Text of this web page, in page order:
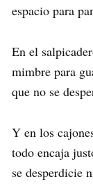
espacio para
En el
mimbre para
que no se
Y en los
todo encaja
se desperdicie